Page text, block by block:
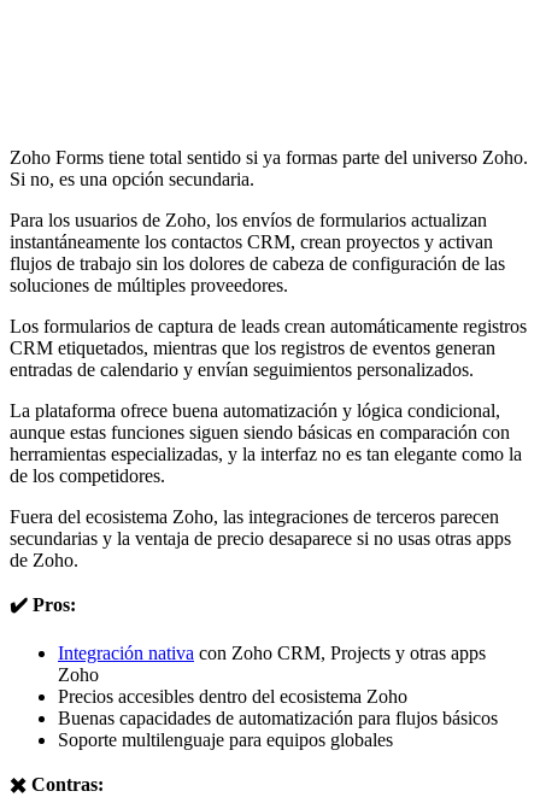
Zoho Forms tiene total sentido si ya formas parte del universo Zoho.
Si no, es una opción secundaria.
Para los usuarios de Zoho, los envíos de formularios actualizan
instantáneamente los contactos CRM, crean proyectos y activan
flujos de trabajo sin los dolores de cabeza de configuración de las
soluciones de múltiples proveedores.
Los formularios de captura de leads crean automáticamente registros
CRM etiquetados, mientras que los registros de eventos generan
entradas de calendario y envían seguimientos personalizados.
La plataforma ofrece buena automatización y lógica condicional,
aunque estas funciones siguen siendo básicas en comparación con
herramientas especializadas, y la interfaz no es tan elegante como la
de los competidores.
Fuera del ecosistema Zoho, las integraciones de terceros parecen
secundarias y la ventaja de precio desaparece si no usas otras apps
de Zoho.
✔️ Pros:
Integración nativa con Zoho CRM, Projects y otras apps
Zoho
Precios accesibles dentro del ecosistema Zoho
Buenas capacidades de automatización para flujos básicos
Soporte multilenguaje para equipos globales
✖️ Contras: